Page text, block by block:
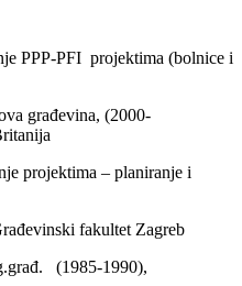
PPP-PFI projektima (bolnice i
građevina, (2000-
projektima – planiranje i
fakultet Zagreb
(1985-1990),